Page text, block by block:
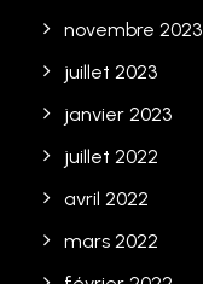
novembre 2023
juillet 2023
janvier 2023
juillet 2022
avril 2022
mars 2022